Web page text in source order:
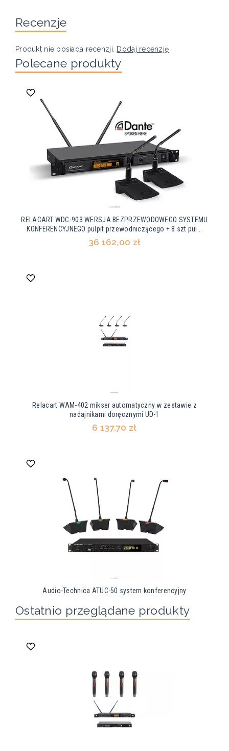
Recenzje
Produkt nie posiada recenzji. Dodaj recenzję
Polecane produkty
RELACART WDC-903 WERSJA BEZPRZEWODOWEGO SYSTEMU
KONFERENCYJNEGO pulpit przewodniczącego + 8 szt pul...
36 162,00 zł
Relacart WAM-402 mikser automatyczny w zestawie z
nadajnikami doręcznymi UD-1
6 137,70 zł
Audio-Technica ATUC-50 system konferencyjny
Ostatnio przeglądane produkty